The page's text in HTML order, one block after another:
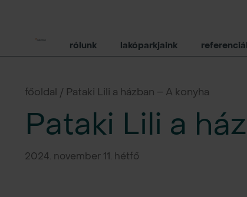
rólunk lakóparkjaink
főoldal / Pataki Lili a házban – A konyha
Pataki Lili a
2024. november 11. hétfő